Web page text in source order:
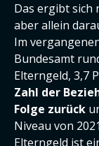
Das ergibt sich
aber allein
Im
Bundesamt
Elterngeld, 3,7
Zahl der
Folge zurück
Niveau von
Elterngeld ist